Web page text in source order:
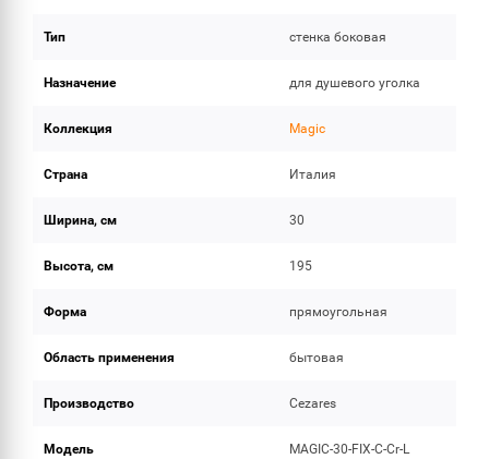
Тип стенка боковая
Назначение для душевого уголка
Коллекция Magic
Страна Италия
Ширина, см 30
Высота, см 195
Форма прямоугольная
Область применения бытовая
Производство Cezares
Модель MAGIC-30-FIX-C-Cr-L